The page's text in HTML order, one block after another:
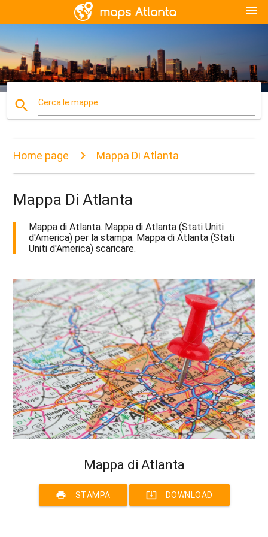
menu
search Cerca le mappe
Home page Mappa Di Atlanta
Mappa Di Atlanta
Mappa di Atlanta. Mappa di Atlanta (Stati Uniti
d'America) per la stampa. Mappa di Atlanta (Stati
Uniti d'America) scaricare.
Mappa di Atlanta
print STAMPA system_update_alt DOWNLOAD